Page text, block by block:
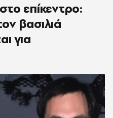
επίκεντρο:
βασιλιά
για